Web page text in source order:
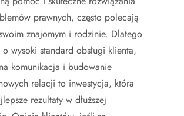
prawnych, często polecają
znajomym i rodzinie. Dlatego
wysoki standard obsługi klienta,
komunikacja i budowanie
relacji to inwestycja, która
rezultaty w dłuższej